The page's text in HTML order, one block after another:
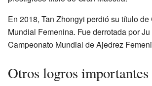
En 2018, Tan Zhongyi perdió su título
Mundial Femenina. Fue derrotada por
Campeonato Mundial de Ajedrez
Otros logros importantes